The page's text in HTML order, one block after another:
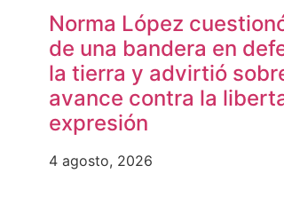
Norma López
de una bandera en
la tierra y advirtió
avance contra la
expresión
4 agosto, 2026